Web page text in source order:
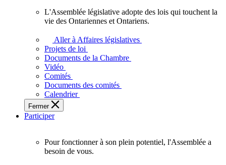
l'Ontario.
L'Assemblée
adopte
touchent
des
Ontariennes
et
L'Assemblée législative adopte des lois qui touchent la
vie des Ontariennes et Ontariens.
Aller à Affaires législatives
Projets de loi
Documents de la Chambre
Vidéo
Comités
Documents des comités
Calendrier
Fermer
Participer
Pour fonctionner à son plein potentiel, l'Assemblée a
besoin de vous.